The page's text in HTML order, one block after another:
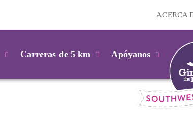
ACERCA
Carreras de 5 km Apóyanos